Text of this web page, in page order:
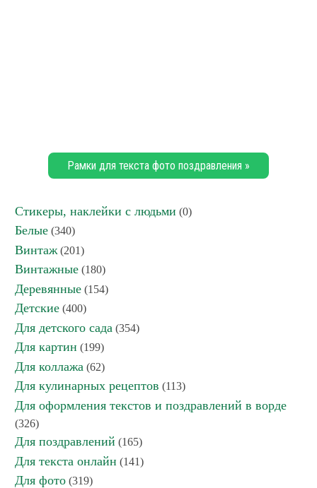
Рамки для текста фото поздравления »
Стикеры, наклейки с людьми (0)
Белые (340)
Винтаж (201)
Винтажные (180)
Деревянные (154)
Детские (400)
Для детского сада (354)
Для картин (199)
Для коллажа (62)
Для кулинарных рецептов (113)
Для оформления текстов и поздравлений в ворде
(326)
Для поздравлений (165)
Для текста онлайн (141)
Для фото (319)